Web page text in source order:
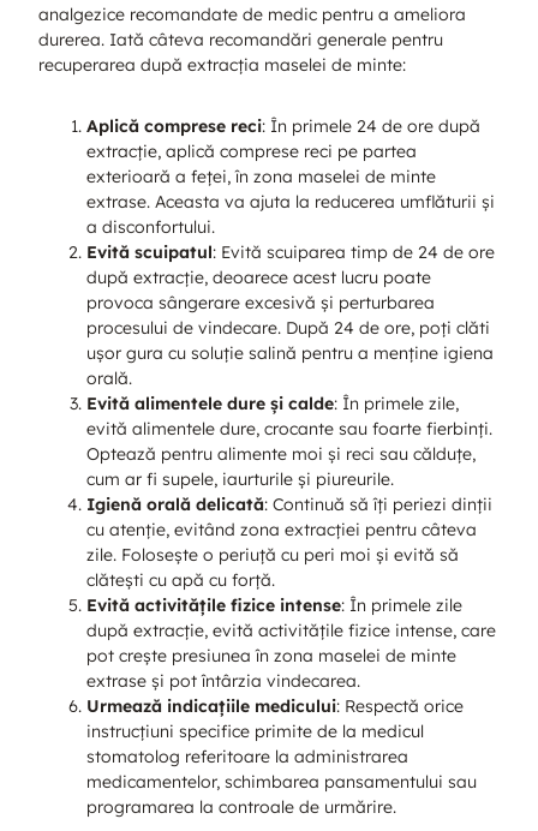
analgezice recomandate de medic pentru a ameliora
durerea. Iată câteva recomandări generale pentru
recuperarea după extracția maselei de minte:
Aplică comprese reci: În primele 24 de ore după
extracție, aplică comprese reci pe partea
exterioară a feței, în zona maselei de minte
extrase. Aceasta va ajuta la reducerea umflăturii și
a disconfortului.
Evită scuipatul: Evită scuiparea timp de 24 de ore
după extracție, deoarece acest lucru poate
provoca sângerare excesivă și perturbarea
procesului de vindecare. După 24 de ore, poți clăti
ușor gura cu soluție salină pentru a menține igiena
orală.
Evită alimentele dure și calde: În primele zile,
evită alimentele dure, crocante sau foarte fierbinți.
Optează pentru alimente moi și reci sau călduțe,
cum ar fi supele, iaurturile și piureurile.
Igienă orală delicată: Continuă să îți periezi dinții
cu atenție, evitând zona extracției pentru câteva
zile. Folosește o periuță cu peri moi și evită să
clătești cu apă cu forță.
Evită activitățile fizice intense: În primele zile
după extracție, evită activitățile fizice intense, care
pot crește presiunea în zona maselei de minte
extrase și pot întârzia vindecarea.
Urmează indicațiile medicului: Respectă orice
instrucțiuni specifice primite de la medicul
stomatolog referitoare la administrarea
medicamentelor, schimbarea pansamentului sau
programarea la controale de urmărire.